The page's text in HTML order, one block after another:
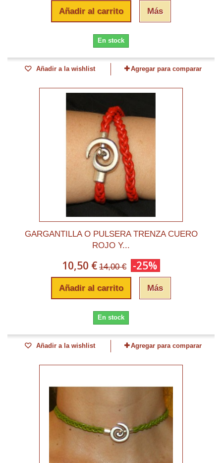
Añadir al carrito Más
En stock
Añadir a la wishlist Agregar para comparar
GARGANTILLA O PULSERA TRENZA CUERO
ROJO Y...
10,50 € 14,00 € -25%
Añadir al carrito Más
En stock
Añadir a la wishlist Agregar para comparar